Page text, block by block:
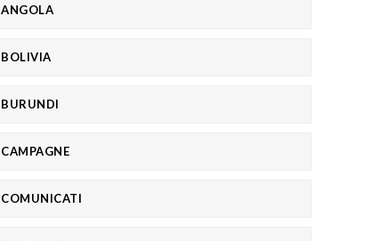
ANGOLA
BOLIVIA
BURUNDI
CAMPAGNE
COMUNICATI